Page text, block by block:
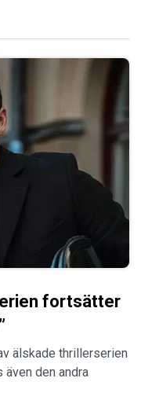
fortsätter
älskade thrillerserien
även den andra